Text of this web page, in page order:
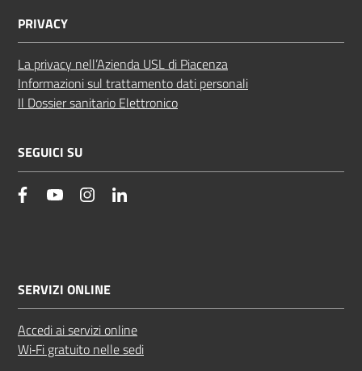
PRIVACY
La privacy nell’Azienda USL di Piacenza
Informazioni sul trattamento dati personali
Il Dossier sanitario Elettronico
SEGUICI SU
facebookYouTube Instagram
SERVIZI ONLINE
Accedi ai servizi online
Wi‑Fi gratuito nelle sedi